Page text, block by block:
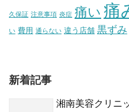
久保証 注意事項 炎症 痛い 痛
い 費用 通らない 違う店舗 黒ずみ
新着記事
湘南美容クリニ